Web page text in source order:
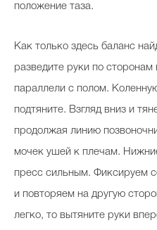
положение таза.
Как только здесь баланс
разведите руки по
параллели с полом.
подтяните. Взгляд вниз и
продолжая линию
мочек ушей к плечам.
пресс сильным. Фиксируем
и повторяем на другую
легко, то вытяните руки